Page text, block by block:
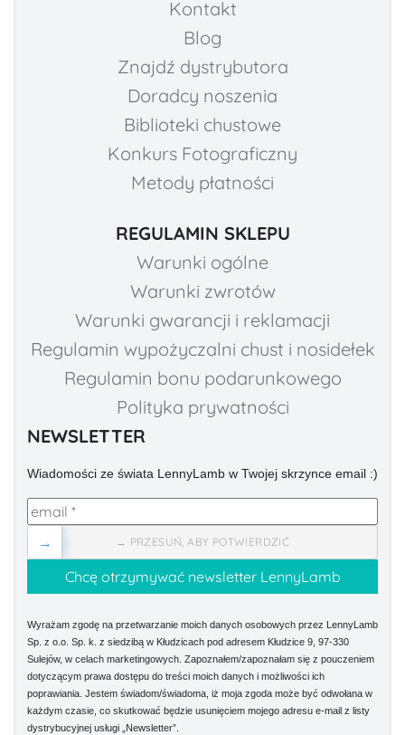
Kontakt
Blog
Znajdź dystrybutora
Doradcy noszenia
Biblioteki chustowe
Konkurs Fotograficzny
Metody płatności
REGULAMIN SKLEPU
Warunki ogólne
Warunki zwrotów
Warunki gwarancji i reklamacji
Regulamin wypożyczalni chust i nosidełek
Regulamin bonu podarunkowego
Polityka prywatności
NEWSLETTER
Wiadomości ze świata LennyLamb w Twojej skrzynce email :)
→ PRZESUŃ, ABY POTWIERDZIĆ
→
Wyrażam zgodę na przetwarzanie moich danych osobowych przez LennyLamb
Sp. z o.o. Sp. k. z siedzibą w Kłudzicach pod adresem Kłudzice 9, 97-330
Sulejów, w celach marketingowych. Zapoznałem/zapoznałam się z pouczeniem
dotyczącym prawa dostępu do treści moich danych i możliwości ich
poprawiania. Jestem świadom/świadoma, iż moja zgoda może być odwołana w
każdym czasie, co skutkować będzie usunięciem mojego adresu e-mail z listy
dystrybucyjnej usługi „Newsletter”.